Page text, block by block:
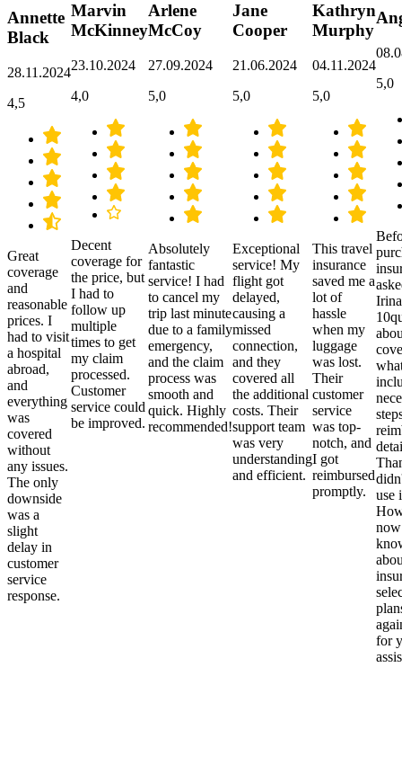
Annette
Black
28.11.2024
4,5
Great
coverage
and
reasonable
prices. I
had to visit
a hospital
abroad,
and
everything
was
covered
without
any issues.
The only
downside
was a
slight
delay in
customer
service
response.
Marvin
McKinney
23.10.2024
4,0
Decent
coverage for
the price, but
I had to
follow up
multiple
times to get
my claim
processed.
Customer
service could
be improved.
Arlene
McCoy
27.09.2024
5,0
Absolutely
fantastic
service! I had
to cancel my
trip last minute
due to a family
emergency,
and the claim
process was
smooth and
quick. Highly
recommended!
Jane
Cooper
21.06.2024
5,0
Exceptional
service! My
flight got
delayed,
causing a
missed
connection,
and they
covered all
the additional
costs. Their
support team
was very
understanding
and efficient.
Kathryn
Murphy
04.11.2024
5,0
This travel
insurance
saved me a
lot of
hassle
when my
luggage
was lost.
Their
customer
service
was top-
notch, and
I got
reimbursed
promptly.
5,0
use
for